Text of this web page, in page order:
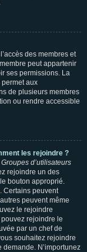
des membres et
peut appartenir
ses permissions. La
aux
de plusieurs membres
ou rendre accessible
les rejoindre ?
Groupes d’utilisateurs
rejoindre un des
bouton approprié.
Certains peuvent
peuvent même
le rejoindre
rejoindre le
par un chef de
souhaitez rejoindre
demande. N’importunez